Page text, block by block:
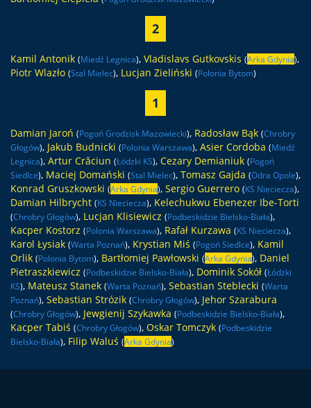
2
Kamil Antonik (Miedź Legnica), Vladislavs Gutkovskis (Arka Gdynia),
Piotr Wlazło (Stal Mielec), Lucjan Zieliński (Polonia Bytom)
1
Damian Jaroń (Pogoń Grodzisk Mazowiecki), Radosław Bąk (Chrobry
Głogów), Jakub Budnicki (Polonia Warszawa), Asier Cordoba (Miedź
Legnica), Artur Crăciun (Łódzki KS), Cezary Demianiuk (Pogoń
Siedlce), Maciej Domański (Stal Mielec), Tomasz Gajda (Odra Opole),
Konrad Gruszkowski (Arka Gdynia), Sergio Guerrero (KS Nieciecza),
Damian Hilbrycht (KS Nieciecza), Kelechukwu Ebenezer Ibe-Torti
(Chrobry Głogów), Lucjan Klisiewicz (Podbeskidzie Bielsko-Biała),
Kacper Kostorz (Polonia Warszawa), Rafał Kurzawa (KS Nieciecza),
Karol Łysiak (Warta Poznań), Krystian Miś (Pogoń Siedlce), Kamil
Orlik (Polonia Bytom), Bartłomiej Pawłowski (Arka Gdynia), Daniel
Pietraszkiewicz (Podbeskidzie Bielsko-Biała), Dominik Sokół (Łódzki
KS), Mateusz Stanek (Warta Poznań), Sebastian Steblecki (Warta
Poznań), Sebastian Strózik (Chrobry Głogów), Jehor Szarabura
(Chrobry Głogów), Jewgienij Szykawka (Podbeskidzie Bielsko-Biała),
Kacper Tabiś (Chrobry Głogów), Oskar Tomczyk (Podbeskidzie
Bielsko-Biała), Filip Waluś (Arka Gdynia)